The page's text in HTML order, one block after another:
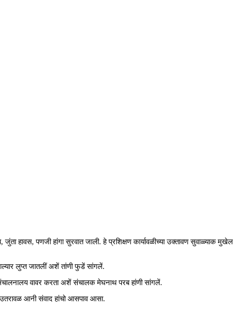
हावस, पणजी हांगा सुरवात जाली. हे प्रशिक्षण कार्यावळीच्या उक्तावण सुवाळ्याक मुखेल
लुप्त जातलीं अशें तांणी फुडें सांगलें.
वावर करता अशें संचालक मेघनाथ परब हांणी सांगलें.
उतरावळ आनी संवाद हांचो आसपाव आसा.